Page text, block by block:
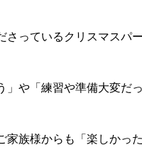
さっているクリスマスパ
や「練習や準備大変だ
家族様からも「楽しかっ